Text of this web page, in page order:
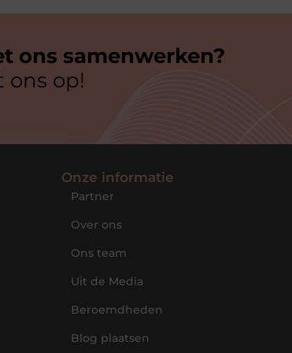
ons samenwerken?
ons op!
Onze informatie
Partner
Over ons
Ons team
Uit de Media
Beroemdheden
Blog plaatsen